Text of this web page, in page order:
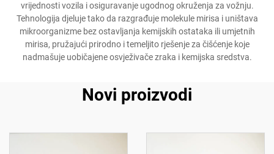
vrijednosti vozila i osiguravanje ugodnog okruženja za vožnju.
Tehnologija djeluje tako da razgrađuje molekule mirisa i uništava
mikroorganizme bez ostavljanja kemijskih ostataka ili umjetnih
mirisa, pružajući prirodno i temeljito rješenje za čišćenje koje
nadmašuje uobičajene osvježivače zraka i kemijska sredstva.
Novi proizvodi